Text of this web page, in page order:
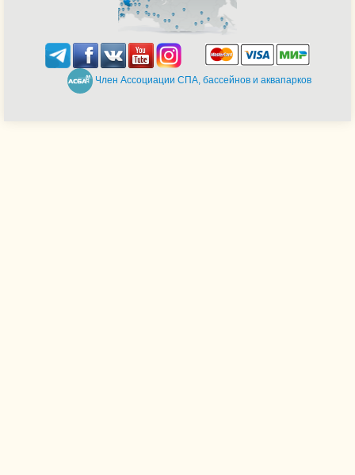
Член Ассоциации СПА, бассейнов и аквапарков